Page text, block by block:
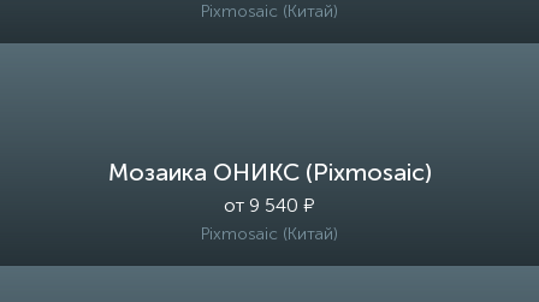
Pixmosaic (Китай)
Мозаика ОНИКС (Pixmosaic)
от 9 540 ₽
Pixmosaic (Китай)